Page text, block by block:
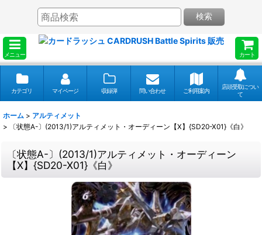
メニュー カート
検索
カテゴリ マイページ 収録弾 問い合わせ ご利用案内
店頭受取につい
て
ホーム > アルティメット
>
〔状態A-〕(2013/1)アルティメット・オーディーン【X】{SD20-X01}《白》
〔状態A-〕(2013/1)アルティメット・オーディーン
【X】{SD20-X01}《白》